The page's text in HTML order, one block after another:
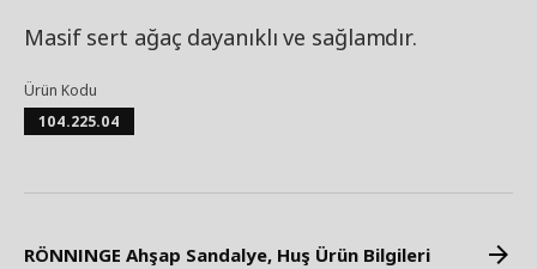
Masif sert ağaç dayanıklı ve sağlamdır.
Ürün Kodu
104.225.04
RÖNNINGE Ahşap Sandalye, Huş Ürün Bilgileri